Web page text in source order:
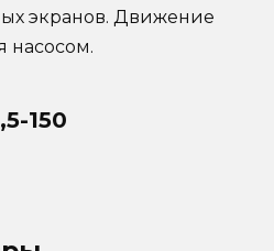
экранов. Движение
насосом.
150